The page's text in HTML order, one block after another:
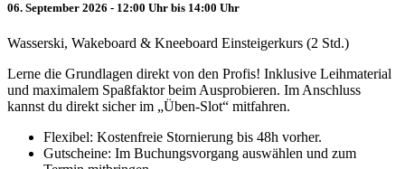
06. September 2026 - 12:00 Uhr bis 14:00 Uhr
Wasserski, Wakeboard & Kneeboard Einsteigerkurs (2 Std.)
Lerne die Grundlagen direkt von den Profis! Inklusive Leihmaterial
und maximalem Spaßfaktor beim Ausprobieren. Im Anschluss
kannst du direkt sicher im „Üben-Slot“ mitfahren.
Flexibel: Kostenfreie Stornierung bis 48h vorher.
Gutscheine: Im Buchungsvorgang auswählen und zum